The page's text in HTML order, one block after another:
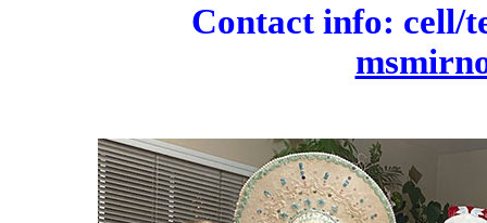
Contact info: cell/